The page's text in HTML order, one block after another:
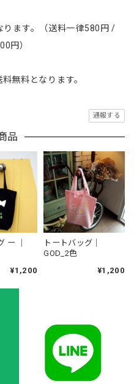
ります。（送料一律580円 /
円）
無料となります。
通報する
品
ー ｜
¥1,200
トートバッグ｜
GOD_2色
¥1,200